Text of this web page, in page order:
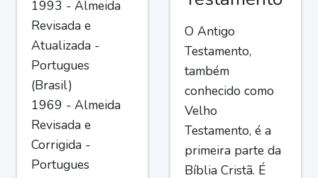
1993 - Almeida
Revisada e
Atualizada -
Portugues
(Brasil)
1969 - Almeida
Revisada e
Corrigida -
Portugues
O Antigo
Testamento,
também
conhecido como
Velho
Testamento, é a
primeira parte da
Bíblia Cristã. É